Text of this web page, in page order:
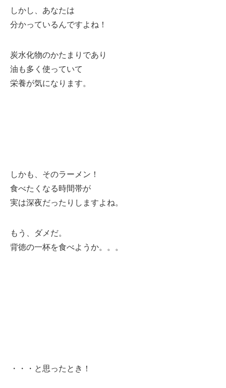
しかし、あなたは
分かっているんですよね！
炭水化物のかたまりであり
油も多く使っていて
栄養が気になります。
しかも、そのラーメン！
食べたくなる時間帯が
実は深夜だったりしますよね。
もう、ダメだ。
背徳の一杯を食べようか。。。
・・・と思ったとき！